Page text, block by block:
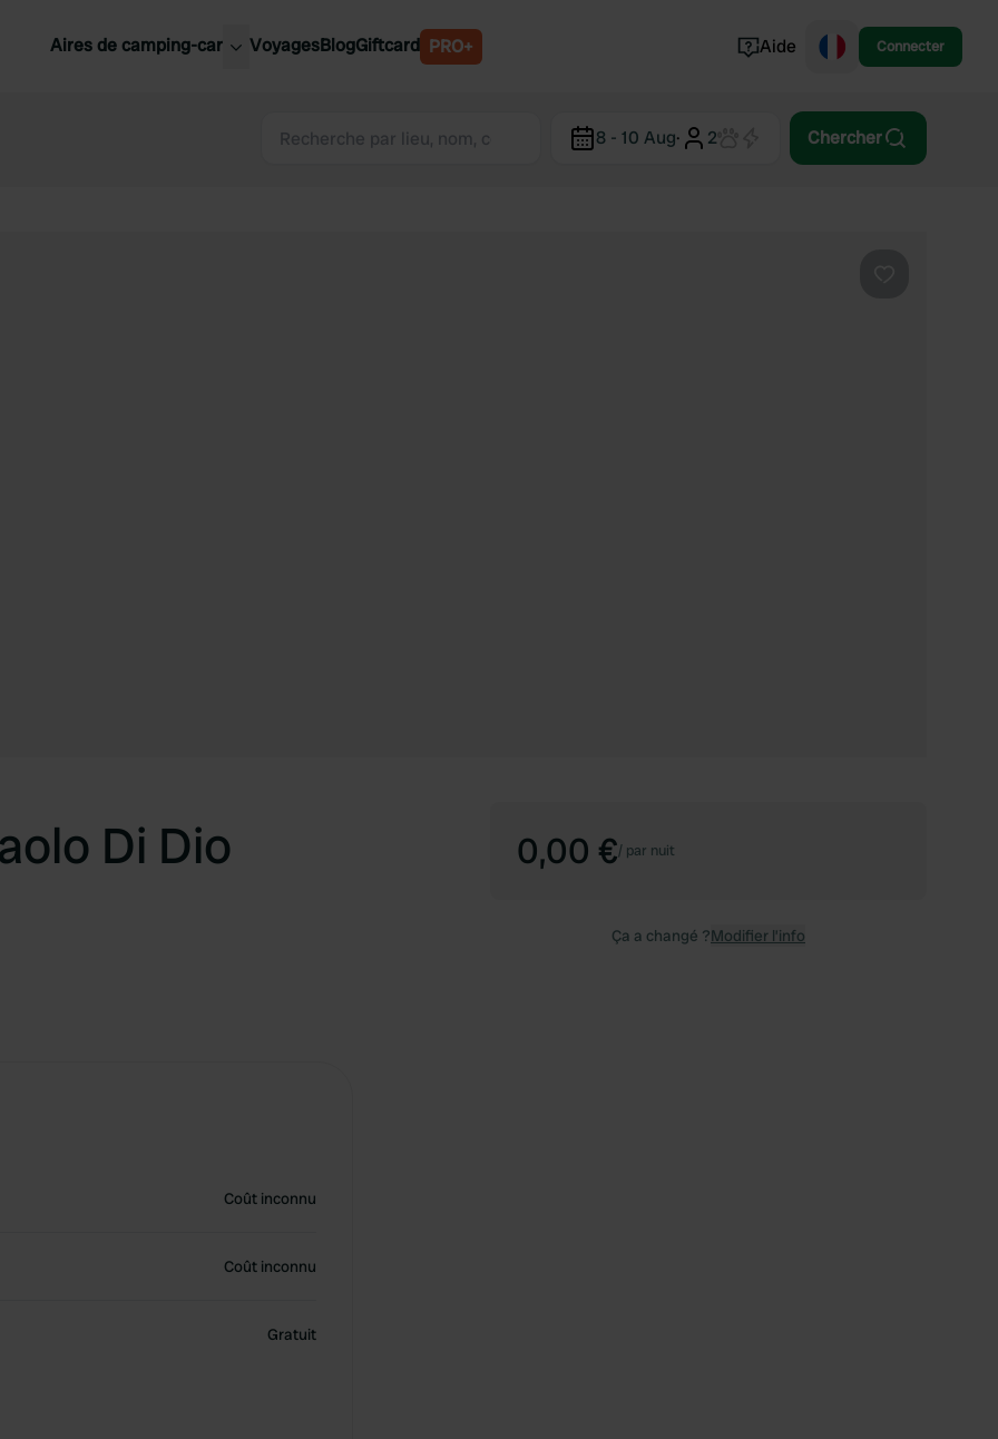
Aires de camping-car
Slovénie
VoyagesBlogGiftcard PRO+ Aide Connecter
8 - 10 Aug· 2 Chercher
Di Dio
Coût inconnu
Coût inconnu
Gratuit
0,00 €/ par nuit
Ça a changé ?Modifier l’info